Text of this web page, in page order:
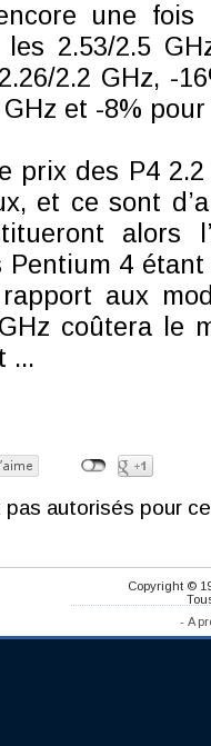
une fois
2.53/2.5
2.2 GHz, -
et -8%
prix des P4
et ce sont
alors
Pentium 4
aux
coûtera le
...
autorisés pour
Copyright ©
- A